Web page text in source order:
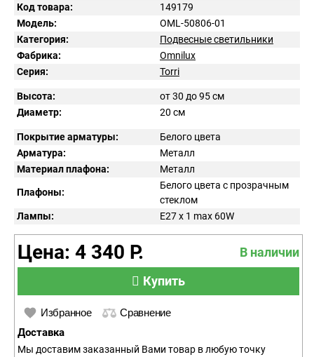
Код товара:
149179
Модель:
OML-50806-01
Категория:
Подвесные светильники
Фабрика:
Omnilux
Серия:
Torri
Высота:
от 30 до 95 см
Диаметр:
20 см
Покрытие арматуры:
Белого цвета
Арматура:
Металл
Материал плафона:
Металл
Плафоны:
Белого цвета с прозрачным
стеклом
Лампы:
E27 x 1 max 60W
Цена: 4 340 Р.
В наличии
Купить
Избранное Сравнение
Доставка
Мы доставим заказанный Вами товар в любую точку